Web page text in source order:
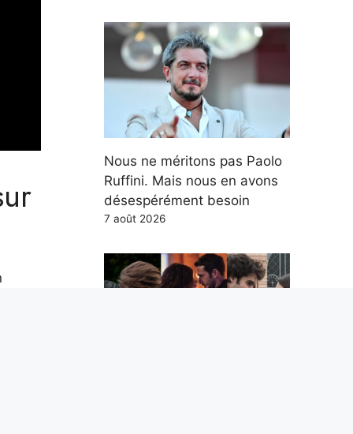
Nous ne méritons pas Paolo
Ruffini. Mais nous en avons
désespérément besoin
7 août 2026